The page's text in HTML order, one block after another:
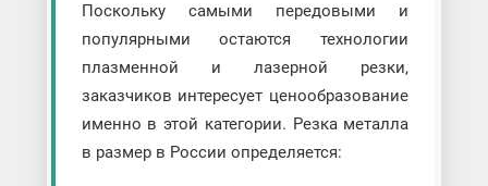
Поскольку самыми передовыми и
популярными остаются технологии
плазменной и лазерной резки,
заказчиков интересует ценообразование
именно в этой категории. Резка металла
в размер в России определяется: